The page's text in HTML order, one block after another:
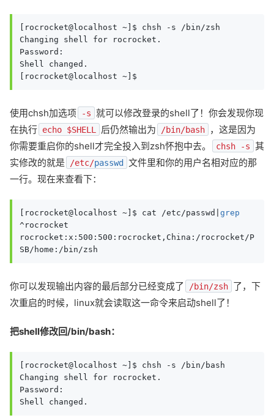
[rocrocket@localhost ~]$ chsh -s /bin/zsh
Changing shell for rocrocket.
Password:
Shell changed.
[rocrocket@localhost ~]$
使用chsh加选项 -s 就可以修改登录的shell了！你会发现你现
在执行 echo $SHELL 后仍然输出为 /bin/bash
，这是因为
你需要重启你的shell才完全投入到zsh怀抱中去。
chsh -s 其
实修改的就是
/etc/passwd
文件里和你的用户名相对应的那
一行。现在来查看下：
[rocrocket@localhost ~]$ cat /etc/passwd| grep
^rocrocket
rocrocket:x:500:500:rocrocket,China:/rocrocket/P
SB/home:/bin/zsh
你可以发现输出内容的最后部分已经变成了 /bin/zsh 了，下
次重启的时候，linux就会读取这一命令来启动shell了！
把shell修改回/bin/bash：
[rocrocket@localhost ~]$ chsh -s /bin/bash
Changing shell for rocrocket.
Password:
Shell changed.